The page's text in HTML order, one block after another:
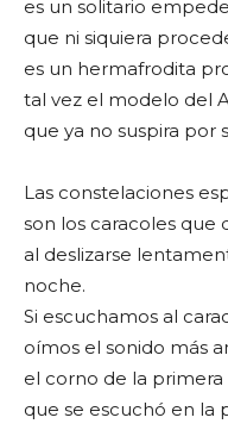
es un solitario
que ni siquiera
es un hermafrodita
tal vez el modelo del
que ya no suspira por
Las constelaciones
son los caracoles que
al deslizarse
noche.
Si escuchamos al
oímos el sonido más
el corno de la primera
que se escuchó en la